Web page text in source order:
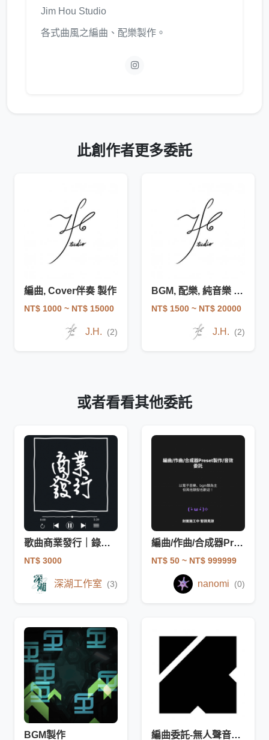
Jim Hou Studio
各式曲風之編曲、配樂製作。
此創作者更多委託
編曲, Cover伴奏 製作
NT$ 1000 ~ NT$ 15000
J.H. (2)
BGM, 配樂, 純音樂 製作
NT$ 1500 ~ NT$ 20000
J.H. (2)
或者看看其他委託
歌曲商業發行｜錄音、混音、商業發行、Demo，音樂製作一條龍
NT$ 3000
深湖工作室 (3)
編曲/作曲/合成器Preset製作/音效 委託
NT$ 50 ~ NT$ 999999
nanomi (0)
BGM製作 編曲委託-無人聲音樂編曲